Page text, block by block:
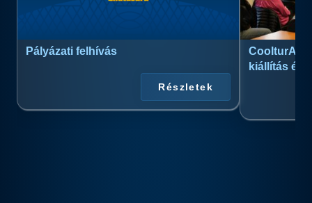
Pályázati felhívás
Részletek
kiállítás és